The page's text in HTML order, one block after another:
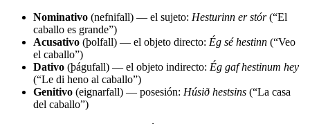
Nominativo (nefnifall) — el sujeto: Hesturinn er stór(“El
caballo es grande”)
Acusativo (þolfall) — el objeto directo: Ég sé hestinn (“Veo
el caballo”)
Dativo (þágufall) — el objeto indirecto: Ég gaf hestinum hey
(“Le di heno al caballo”)
Genitivo (eignarfall) — posesión: Húsið hestsins (“La casa
del caballo”)